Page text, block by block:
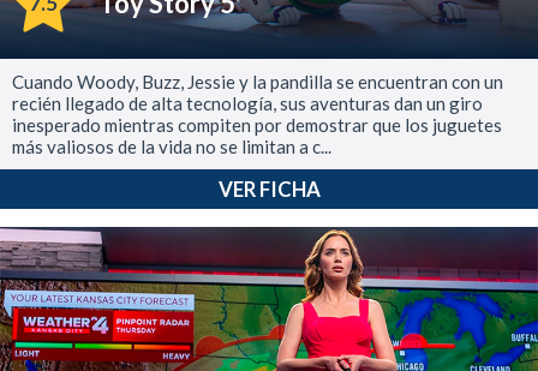
Cuando Woody, Buzz, Jessie y la pandilla se encuentran con un
recién llegado de alta tecnología, sus aventuras dan un giro
inesperado mientras compiten por demostrar que los juguetes
más valiosos de la vida no se limitan a c...
VER FICHA